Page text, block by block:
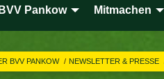
BVV Pankow Mitmachen
BVV PANKOW NEWSLETTER & PRESSE